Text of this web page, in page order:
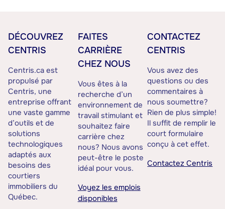
DÉCOUVREZ
CENTRIS
Centris.ca est
propulsé par
Centris, une
entreprise offrant
une vaste gamme
d’outils et de
solutions
technologiques
adaptés aux
besoins des
courtiers
immobiliers du
Québec.
FAITES
CARRIÈRE
CHEZ NOUS
Vous êtes à la
recherche d’un
environnement de
travail stimulant et
souhaitez faire
carrière chez
nous? Nous avons
peut-être le poste
idéal pour vous.
Voyez les emplois
disponibles
CONTACTEZ
CENTRIS
Vous avez des
questions ou des
commentaires à
nous soumettre?
Rien de plus simple!
Il suffit de remplir le
court formulaire
conçu à cet effet.
Contactez Centris